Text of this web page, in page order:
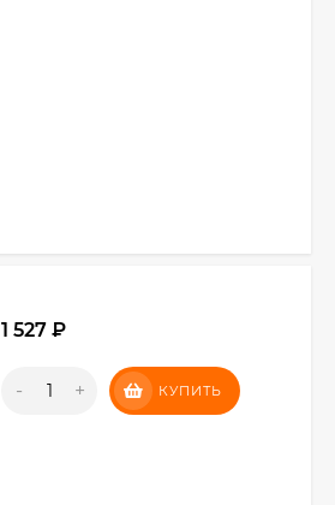
1 527 ₽
- + КУПИТЬ